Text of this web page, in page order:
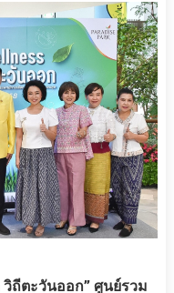
ถีตะวันออก” ศูนย์รวม